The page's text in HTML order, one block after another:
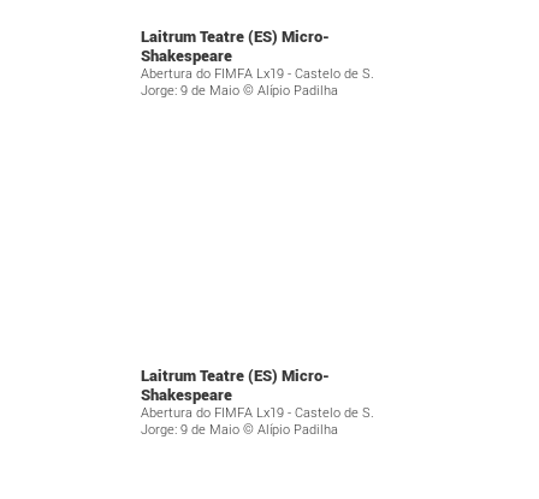
Laitrum Teatre (ES) Micro-
Shakespeare
Abertura do FIMFA Lx19 - Castelo de S.
Jorge: 9 de Maio © Alípio Padilha
Laitrum Teatre (ES) Micro-
Shakespeare
Abertura do FIMFA Lx19 - Castelo de S.
Jorge: 9 de Maio © Alípio Padilha